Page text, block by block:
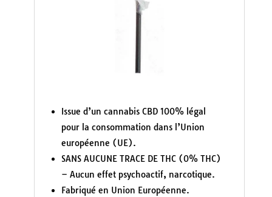
Issue d’un cannabis CBD 100% légal
pour la consommation dans l’Union
européenne (UE).
SANS AUCUNE TRACE DE THC (0% THC)
– Aucun effet psychoactif, narcotique.
Fabriqué en Union Européenne.